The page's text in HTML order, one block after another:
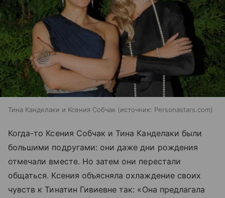
Тина Канделаки и Ксения Собчак источник: Personastars.com
Когда-то Ксения Собчак и Тина Канделаки были
большими подругами: они даже дни рождения
отмечали вместе. Но затем они перестали
общаться. Ксения объясняла охлаждение своих
чувств к Тинатин Гивиевне так: «Она предлагала